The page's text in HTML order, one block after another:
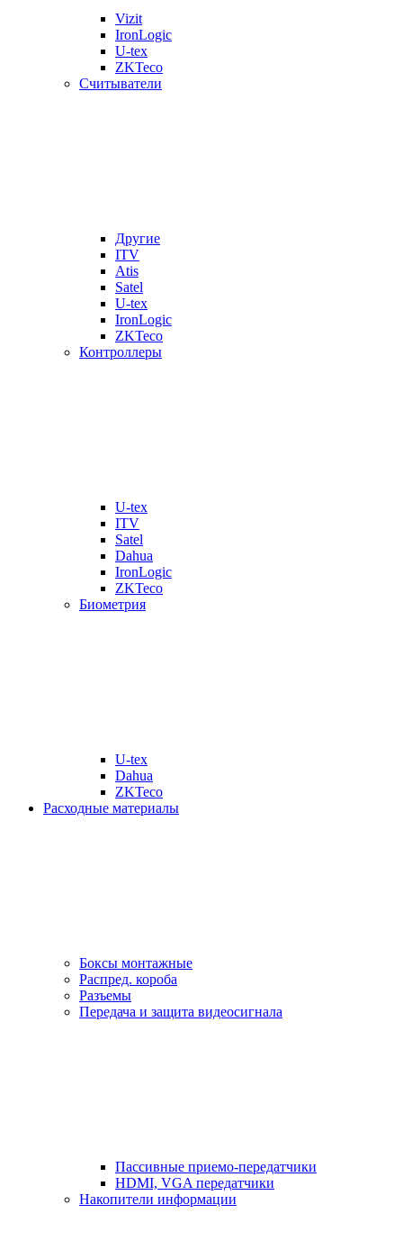
Vizit
IronLogic
U-tex
ZKTeco
Считыватели
Другие
ITV
Atis
Satel
U-tex
IronLogic
ZKTeco
Контроллеры
U-tex
ITV
Satel
Dahua
IronLogic
ZKTeco
Биометрия
U-tex
Dahua
ZKTeco
Расходные материалы
Боксы монтажные
Распред. короба
Разъемы
Передача и защита видеосигнала
Пассивные приемо-передатчики
HDMI, VGA передатчики
Накопители информации